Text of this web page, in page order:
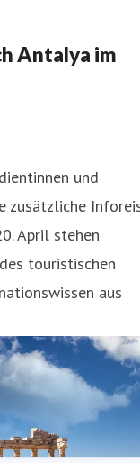
Antalya im
und
zusätzliche
April stehen
touristischen
aus